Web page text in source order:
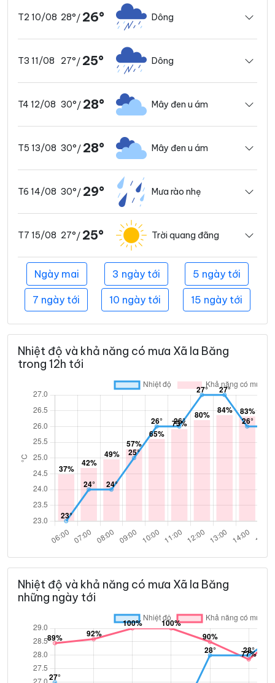
T2 10/08 28°/ 26° Dông
T3 11/08 27°/ 25° Dông
T4 12/08 30°/ 28° Mây đen u ám
T5 13/08 30°/ 28° Mây đen u ám
T6 14/08 30°/ 29° Mưa rào nhẹ
T7 15/08 27°/ 25° Trời quang đãng
Ngày mai 3 ngày tới 5 ngày tới
7 ngày tới 10 ngày tới 15 ngày tới
Nhiệt độ và khả năng có mưa Xã Ia Băng
trong 12h tới
Nhiệt độ và khả năng có mưa Xã Ia Băng
những ngày tới